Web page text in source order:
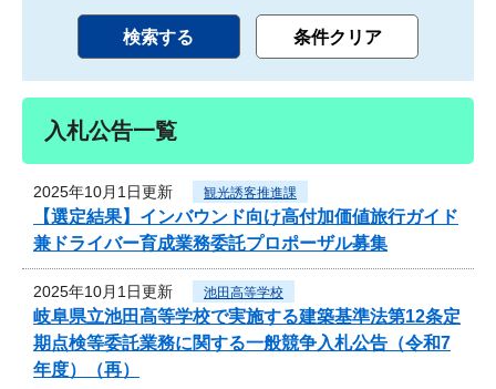
入札公告一覧
2025年10月1日更新 観光誘客推進課
【選定結果】インバウンド向け高付加価値旅行ガイド
兼ドライバー育成業務委託プロポーザル募集
2025年10月1日更新 池田高等学校
岐阜県立池田高等学校で実施する建築基準法第12条定
期点検等委託業務に関する一般競争入札公告（令和7
年度）（再）